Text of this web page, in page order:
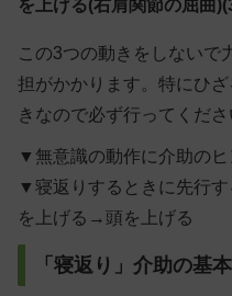
を上げる(右肩関節の屈曲
この3つの動きをしないで
担がかかります。特にひ
きなので必ず行ってくださ
▼無意識の動作に介助のヒ
▼寝返りするときに先行
を上げる→頭を上げる
「寝返り」介助の基